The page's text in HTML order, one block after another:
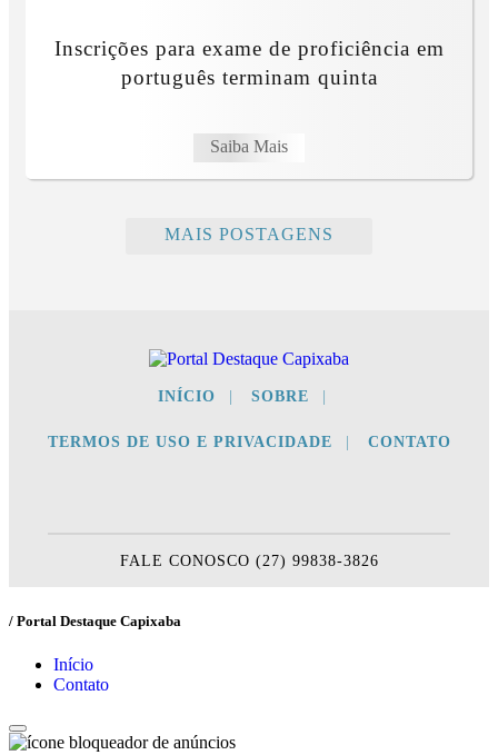
Inscrições para exame de proficiência em
português terminam quinta
Saiba Mais
MAIS POSTAGENS
INÍCIO SOBRE
TERMOS DE USO E PRIVACIDADE CONTATO
FALE CONOSCO (27) 99838-3826
/ Portal Destaque Capixaba
Início
Contato